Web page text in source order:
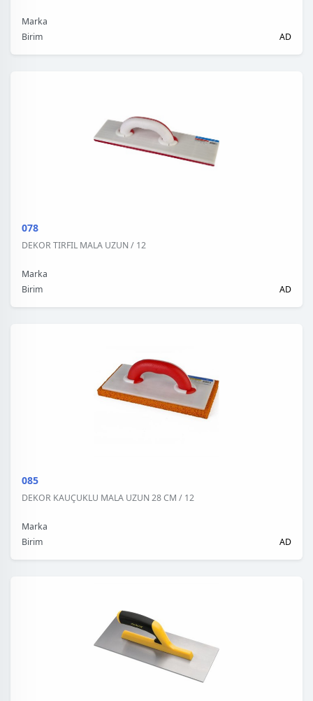
Marka
Birim
AD
078
DEKOR TIRFIL MALA UZUN / 12
Marka
Birim
AD
085
DEKOR KAUÇUKLU MALA UZUN 28 CM / 12
Marka
Birim
AD